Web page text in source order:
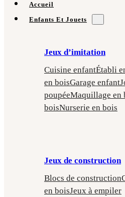
Accueil
Enfants Et Jouets
Jeux d’imitation
Cuisine enfantÉtabli
en boisGarage enfant
poupéeMaquillage en
boisNurserie en bois
Jeux de construction
Blocs de construction
en boisJeux à empiler